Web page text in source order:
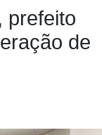
prefeito
de